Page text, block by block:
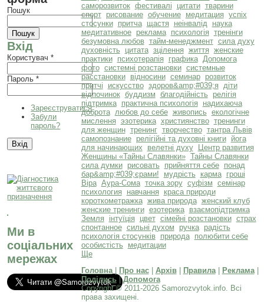
Пошук
Вхід
Користувач*
Пароль*
Зареєструватися
Забули
пароль?
Ми в
соціальних
мережах
саморозвиток фестивалі цитати тварини
спорт
рисование обучение медитация успіх
стосунки
притча щастя неінвалід
наука
медитативное
реклама психологія тренінги
безумовна любов тайм-менеджмент сила духу
духовність
цитата зцілення життя женские
практики
психотерапія графика
Допомога
фото системні розстановки системные
расстановки
відносини семинар
розвиток
притчі
искусство здоров&amp;#039;я
діти
відпочинок буддизм благодійність
релігія
підтримка
практична психологія
надихаюча
доброта
любов до себе живопись екологічне
мислення эзотерика християнство тренинги
для женщин тренинг творчество тантра Львів
самопознание
релігійні та духовні книги
йога
для начинающих
велетні духу
Центр развития
Женщины «Тайны Славянки» Тайны Славянки
сила думки
рисовать прийняття себе
понад
бар&amp;#039;єрами!
мудрість карма
гроші
Віра Аура-Сома точка зору суфізм семінар
психология
навчання
краса природи
короткометражка жива природа женский клуб
женские тренинги езотерика
взаємопідтримка
Земля
інтуїція цвет сімейні розстановки страх
спонтанное сильні духом ручка
радість
психологія стосунків
природа
полюбити себе
особистість
медитации
Ще
Головна| Про нас| Архів| Правила| Реклама|
Поділись|Допомога
Copyright © 2011-2026 Samorozvytok.info. Всі
права захищені.